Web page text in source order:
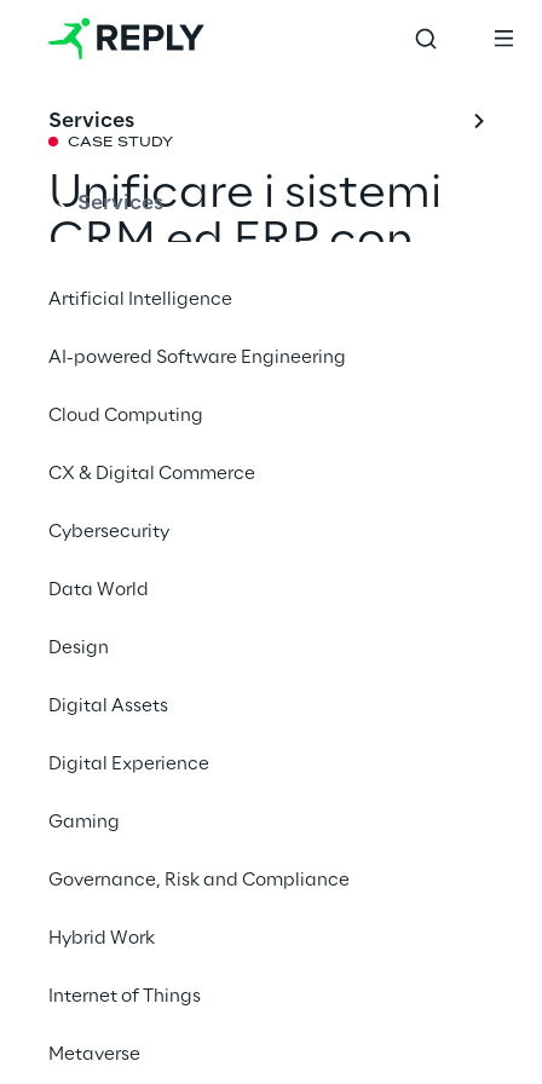
Services
Services
Artificial Intelligence
AI-powered Software Engineering
Cloud Computing
CX & Digital Commerce
Cybersecurity
Data World
Design
Digital Assets
Digital Experience
Gaming
Governance, Risk and Compliance
Hybrid Work
Internet of Things
Metaverse
CASE STUDY
Unificare i sistemi
CRM ed ERP con
Oracle NetSuite
nell’ottimizzare i flussi operativi e migliorare
Oracle NetSuite.
Sviluppare un’unica
piattaforma cloud
integrata, per
semplificare la gestione